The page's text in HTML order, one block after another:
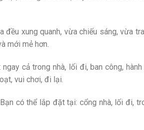
xung quanh, vừa chiếu sáng, vừa
mới mẻ hơn.
cả trong nhà, lối đi, ban công,
vui chơi, đi lại.
có thể lắp đặt tại: cổng nhà, lối đi,